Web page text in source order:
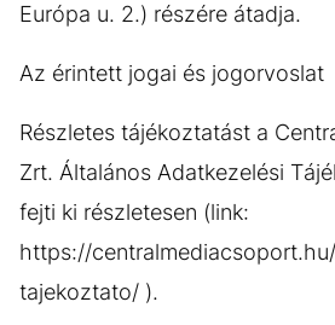
Európa u. 2.) részére átadja.
Az érintett jogai és jogorvoslat
Részletes tájékoztatást a
Zrt. Általános Adatkezelési
fejti ki részletesen (link:
https://
tajekoztato/ ).